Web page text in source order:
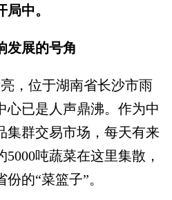
中。
展的号角
位于湖南省长沙市雨
心已是人声鼎沸。作为中
集群交易市场，每天有来
吨蔬菜在这里集散，
的“菜篮子”。